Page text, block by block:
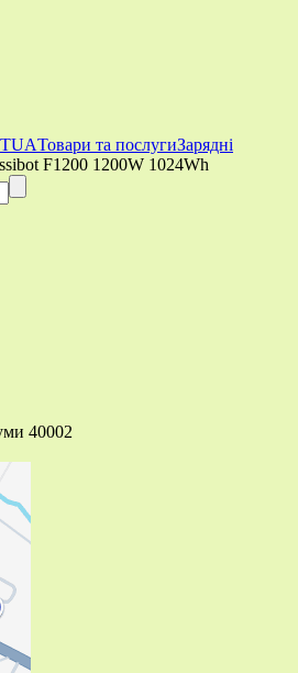
Товари та послугиЗарядні
F1200 1200W 1024Wh
40002